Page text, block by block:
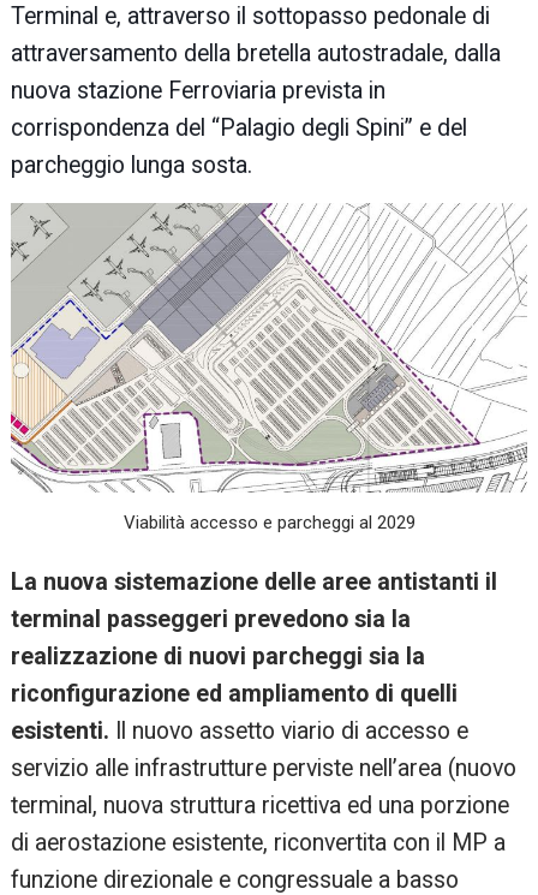
Terminal e, attraverso il sottopasso pedonale di
attraversamento della bretella autostradale, dalla
nuova stazione Ferroviaria prevista in
corrispondenza del “Palagio degli Spini” e del
parcheggio lunga sosta.
Viabilità accesso e parcheggi al 2029
La nuova sistemazione delle aree antistanti il
terminal passeggeri prevedono sia la
realizzazione di nuovi parcheggi sia la
riconfigurazione ed ampliamento di quelli
esistenti. Il nuovo assetto viario di accesso e
servizio alle infrastrutture perviste nell’area (nuovo
terminal, nuova struttura ricettiva ed una porzione
di aerostazione esistente, riconvertita con il MP a
funzione direzionale e congressuale a basso